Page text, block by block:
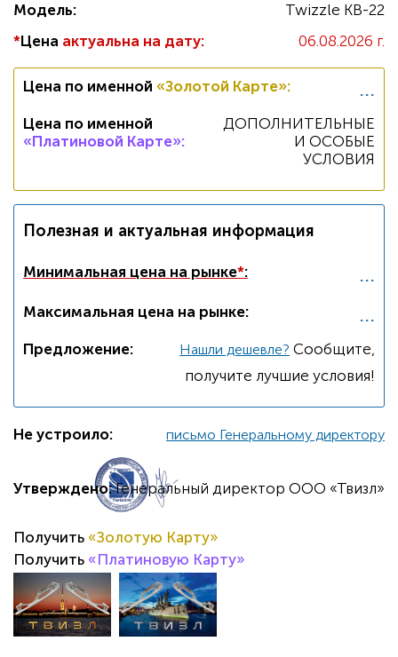
Модель:
Twizzle KB-22
*Цена актуальна на дату: 06.08.2026 г.
Цена по именной «Золотой Карте»: ...
Цена по именной
«Платиновой Карте»:
ДОПОЛНИТЕЛЬНЫЕ
И ОСОБЫЕ
УСЛОВИЯ
Полезная и актуальная информация
Минимальная цена на рынке*: ...
Максимальная цена на рынке: ...
Предложение: Нашли дешевле? Cообщите,
получите лучшие условия!
Не устроило: письмо Генеральному директору
Утверждено: Генеральный директор ООО «Твизл»
Получить «Золотую Карту»
Получить «Платиновую Карту»